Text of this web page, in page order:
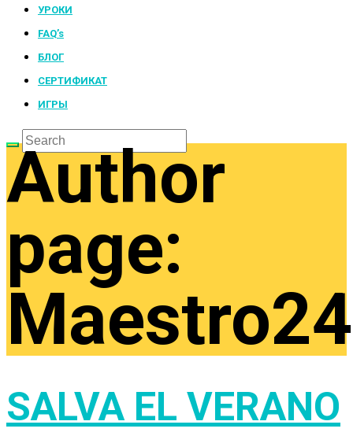
УРОКИ
FAQ’s
БЛОГ
СЕРТИФИКАТ
ИГРЫ
Author
page:
Maestro24
SALVA EL VERANO